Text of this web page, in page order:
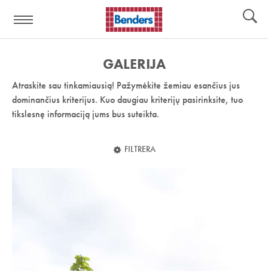
nuoroda:
GALERIJA
Atraskite sau tinkamiausią! Pažymėkite žemiau esančius jus
dominančius kriterijus. Kuo daugiau kriterijų pasirinksite, tuo
tikslesnę informaciją jums bus suteikta.
FILTRERA